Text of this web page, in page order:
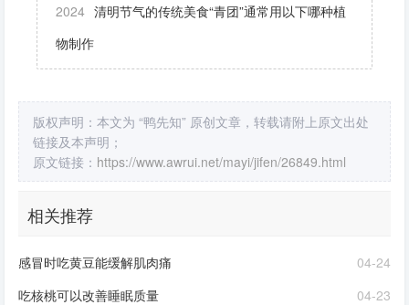
2024 清明节气的传统美食“青团”通常用以下哪种植
物制作
版权声明：本文为 “鸭先知” 原创文章，转载请附上原文出处
链接及本声明；
原文链接： https://www.awrui.net/mayi/jifen/26849.html
相关推荐
04-24
感冒时吃黄豆能缓解肌肉痛
04-23
吃核桃可以改善睡眠质量